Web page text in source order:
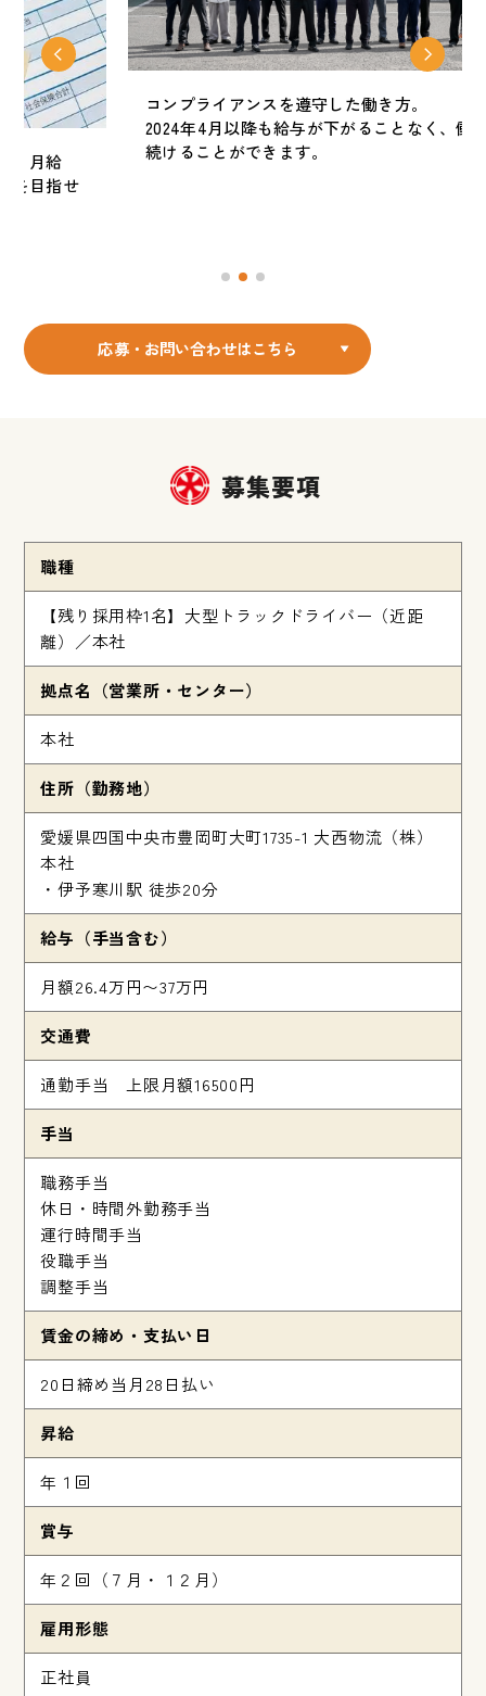
コンプライアンスを遵守した働き方。
2024年4月以降も給与が下がることなく、働き
続けることができます。
応募・お問い合わせはこちら
募集要項
職種
【残り採用枠1名】大型トラックドライバー（近距
離）／本社
拠点名（営業所・センター）
本社
住所（勤務地）
愛媛県四国中央市豊岡町大町1735-1 大西物流（株）
本社
・伊予寒川駅 徒歩20分
給与（手当含む）
月額26.4万円〜37万円
交通費
通勤手当 上限月額16500円
手当
職務手当
休日・時間外勤務手当
運行時間手当
役職手当
調整手当
賃金の締め・支払い日
20日締め当月28日払い
昇給
年１回
賞与
年２回（７月・１２月）
雇用形態
正社員